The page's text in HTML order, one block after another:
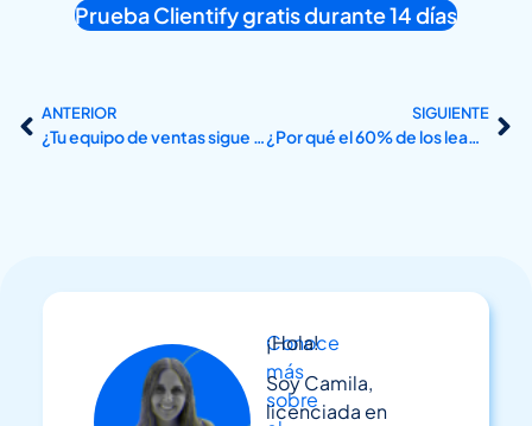
Prueba Clientify gratis durante 14 días
ANTERIOR
¿Tu equipo de ventas sigue esperando que el cliente llame? Por qué eso ya no funciona en el sector industrial
SIGUIENTE
¿Por qué el 60% de los leads industriales nunca recibe seguimiento?
Conoce
más
sobre
¡Hola!
Soy Camila,
licenciada en